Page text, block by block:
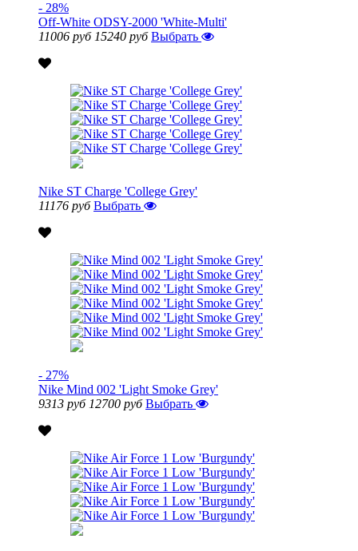
- 28%
Off-White ODSY-2000 'White-Multi'
11006 руб 15240 руб Выбрать
Nike ST Charge 'College Grey'
11176 руб Выбрать
- 27%
Nike Mind 002 'Light Smoke Grey'
9313 руб 12700 руб Выбрать